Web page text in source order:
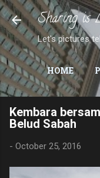
Sharing is
Let's pictures
HOME
Kembara
Belud Sabah
- October 25, 2016